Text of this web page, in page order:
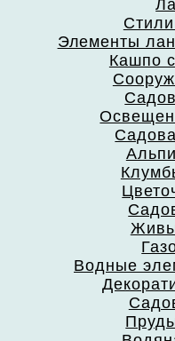
Элементы
Кашпо
Водные